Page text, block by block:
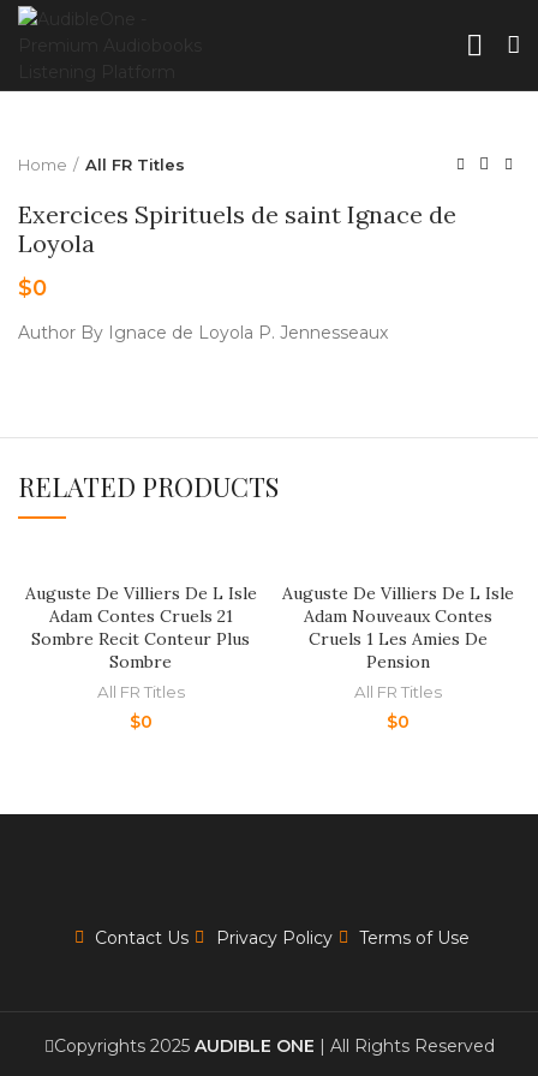
Home All FR Titles
Exercices Spirituels de saint Ignace de
Loyola
$0
Author By Ignace de Loyola P. Jennesseaux
RELATED PRODUCTS
Auguste De Villiers De L Isle
Adam Contes Cruels 21
Sombre Recit Conteur Plus
Sombre
All FR Titles
$0
Auguste De Villiers De L Isle
Adam Nouveaux Contes
Cruels 1 Les Amies De
Pension
All FR Titles
$0
Contact Us Privacy Policy Terms of Use
Copyrights 2025 AUDIBLE ONE | All Rights Reserved